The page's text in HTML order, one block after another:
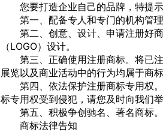
您要打造企业自己的品牌，特提
第一、配备专人和专门的机构管
第二、创意、设计、申请注册好
（LOGO）设计。
第三、正确使用注册商标。将已
展览以及商业活动中的行为均属于商
第四、依法保护注册商标专用权
标专用权受到侵犯，请您及时向我们举
第五、积极争创驰名、著名商标
商标法律告知